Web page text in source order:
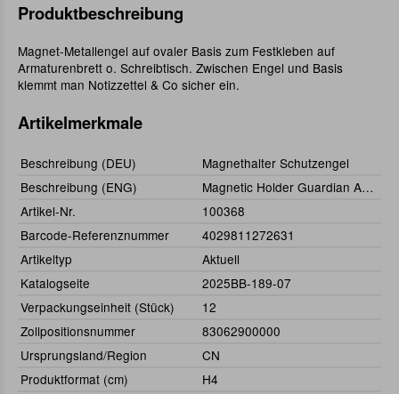
Produktbeschreibung
Magnet-Metallengel auf ovaler Basis zum Festkleben auf
Armaturenbrett o. Schreibtisch. Zwischen Engel und Basis
klemmt man Notizzettel & Co sicher ein.
Artikelmerkmale
Beschreibung (DEU)
Magnethalter Schutzengel
Beschreibung (ENG)
Magnetic Holder Guardian Angle
Artikel-Nr.
100368
Barcode-Referenznummer
4029811272631
Artikeltyp
Aktuell
Katalogseite
2025BB-189-07
Verpackungseinheit (Stück)
12
Zollpositionsnummer
83062900000
Ursprungsland/Region
CN
Produktformat (cm)
H4